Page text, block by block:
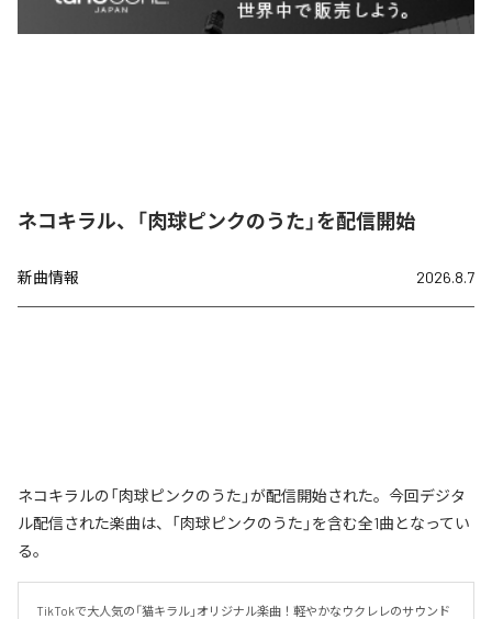
ネコキラル、「肉球ピンクのうた」を配信開始
新曲情報 2026.8.7
ネコキラルの「肉球ピンクのうた」が配信開始された。今回デジタ
ル配信された楽曲は、「肉球ピンクのうた」を含む全1曲となってい
る。
TikTokで大人気の「猫キラル」オリジナル楽曲！軽やかなウクレレのサウンド